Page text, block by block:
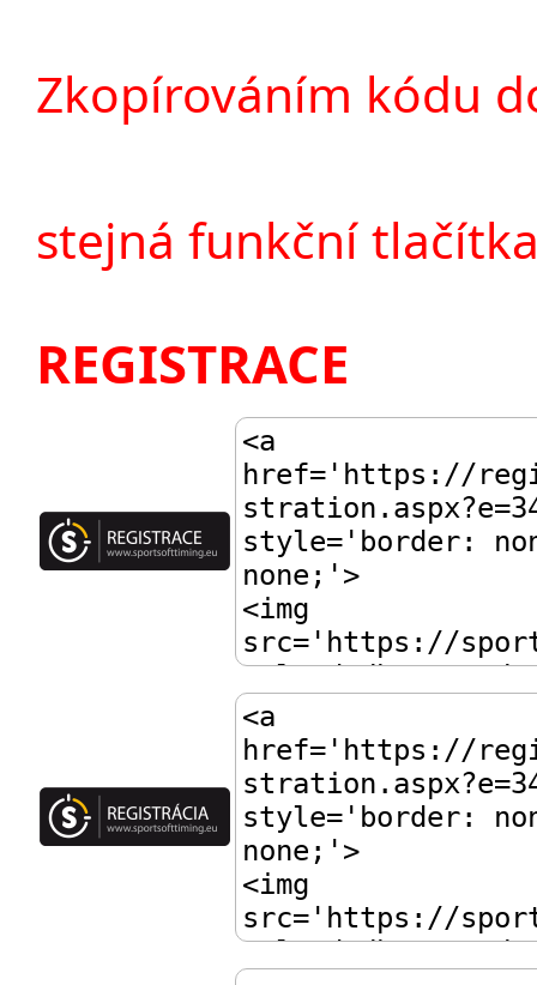
Zkopírováním kódu
stejná funkční
REGISTRACE